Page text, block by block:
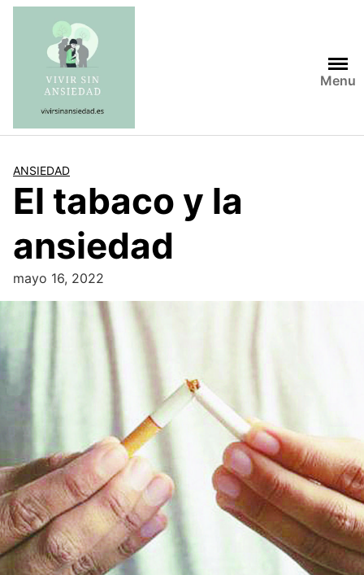
Saltar
contenido
Menu
ANSIEDAD
El tabaco y la
ansiedad
mayo 16, 2022